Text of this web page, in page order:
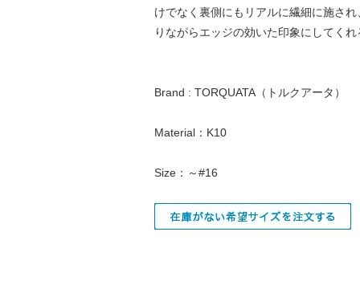
けでなく裏側にもリアルに繊細に施さ
りながらエッジの効いた印象にしてくれ
Brand : TORQUATA（トルクアータ）
Material：K10
Size：～#16